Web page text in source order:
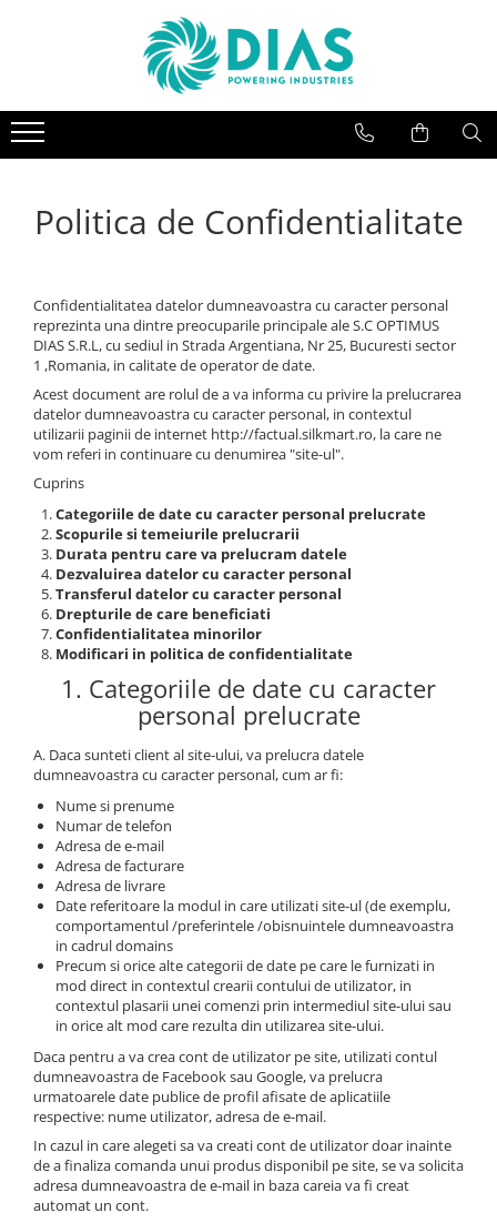
SISTEME FOTOVOLTAICE
Invertoare
Invertoare Hibrid
CONVERTIZOARE
Convertizoare monofazate
Convertizoare trifazice
MOTOARE ELECTRICE
Motoare trifazice
Politica de Confidentialitate
Confidentialitatea datelor dumneavoastra cu caracter personal
reprezinta una dintre preocuparile principale ale S.C OPTIMUS
DIAS S.R.L, cu sediul in Strada Argentiana, Nr 25, Bucuresti sector
1 ,Romania, in calitate de operator de date.
Acest document are rolul de a va informa cu privire la prelucrarea
datelor dumneavoastra cu caracter personal, in contextul
utilizarii paginii de internet http://factual.silkmart.ro, la care ne
vom referi in continuare cu denumirea "site-ul".
Cuprins
Categoriile de date cu caracter personal prelucrate
Scopurile si temeiurile prelucrarii
Durata pentru care va prelucram datele
Dezvaluirea datelor cu caracter personal
Transferul datelor cu caracter personal
Drepturile de care beneficiati
Confidentialitatea minorilor
Modificari in politica de confidentialitate
1. Categoriile de date cu caracter
personal prelucrate
A. Daca sunteti client al site-ului, va prelucra datele
dumneavoastra cu caracter personal, cum ar fi:
Nume si prenume
Numar de telefon
Adresa de e-mail
Adresa de facturare
Adresa de livrare
Date referitoare la modul in care utilizati site-ul (de exemplu,
comportamentul /preferintele /obisnuintele dumneavoastra
in cadrul domains
Precum si orice alte categorii de date pe care le furnizati in
mod direct in contextul crearii contului de utilizator, in
contextul plasarii unei comenzi prin intermediul site-ului sau
in orice alt mod care rezulta din utilizarea site-ului.
Daca pentru a va crea cont de utilizator pe site, utilizati contul
dumneavoastra de Facebook sau Google, va prelucra
urmatoarele date publice de profil afisate de aplicatiile
respective: nume utilizator, adresa de e-mail.
In cazul in care alegeti sa va creati cont de utilizator doar inainte
de a finaliza comanda unui produs disponibil pe site, se va solicita
adresa dumneavoastra de e-mail in baza careia va fi creat
automat un cont.